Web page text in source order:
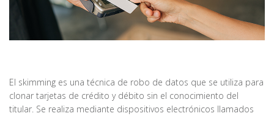
El skimming es una técnica de robo de datos que se utiliza para
clonar tarjetas de crédito y débito sin el conocimiento del
titular. Se realiza mediante dispositivos electrónicos llamados